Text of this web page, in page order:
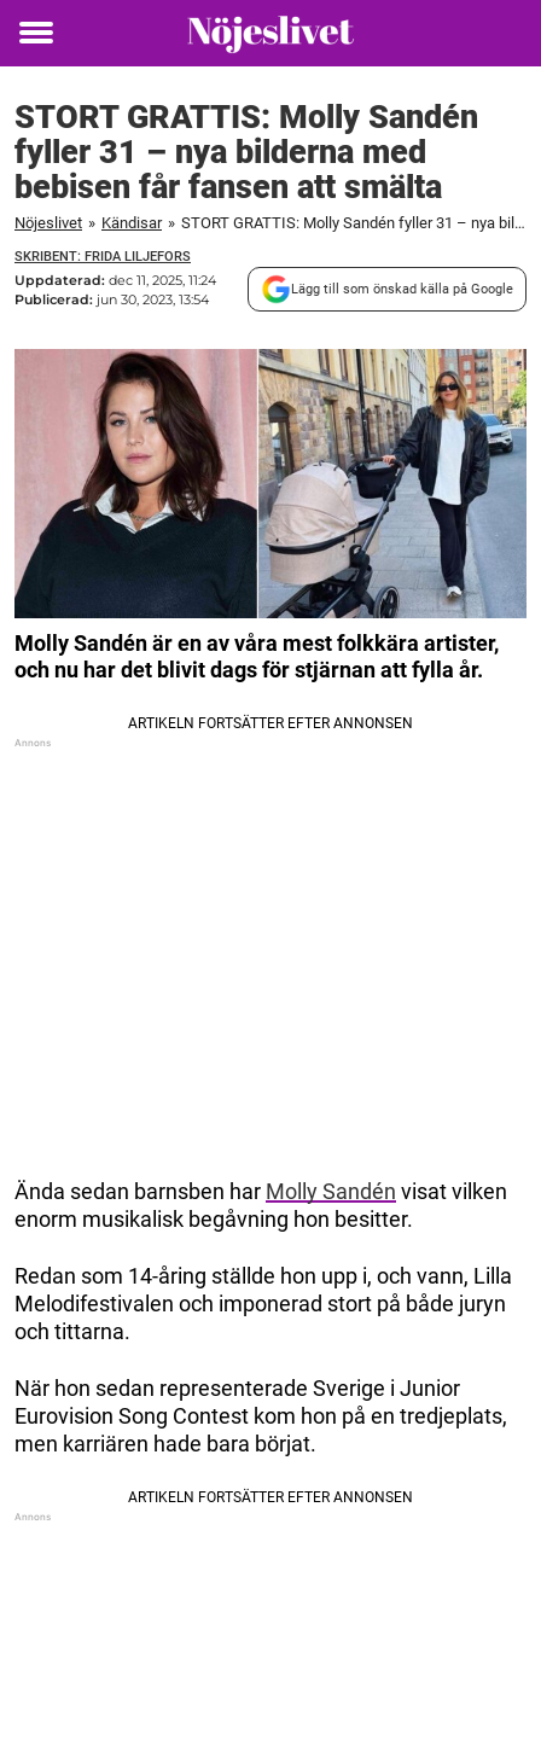
Toggle
STORT GRATTIS: Molly Sandén
fyller 31 – nya bilderna med
bebisen får fansen att smälta
Nöjeslivet » Kändisar » STORT GRATTIS: Molly Sandén fyller 31 – nya bilderna med bebisen får fansen att smälta
SKRIBENT: FRIDA LILJEFORS
Uppdaterad: dec 11, 2025, 11:24
Publicerad: jun 30, 2023, 13:54
Lägg till som önskad källa på Google
Molly Sandén är en av våra mest folkkära artister,
och nu har det blivit dags för stjärnan att fylla år.
Ända sedan barnsben har Molly Sandén visat vilken
enorm musikalisk begåvning hon besitter.
Redan som 14-åring ställde hon upp i, och vann, Lilla
Melodifestivalen och imponerad stort på både juryn
och tittarna.
När hon sedan representerade Sverige i Junior
Eurovision Song Contest kom hon på en tredjeplats,
men karriären hade bara börjat.